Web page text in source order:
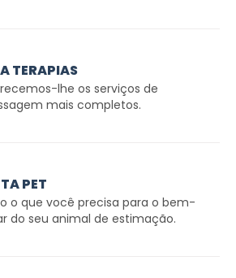
TERAPIAS
lhe os serviços de
mais completos.
PET
o que você precisa para o bem-
do seu animal de estimação.